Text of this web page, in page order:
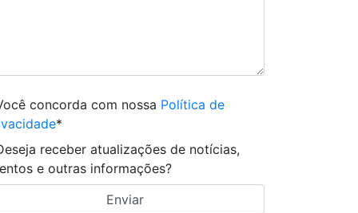
concorda com nossa Política de
*
receber atualizações de notícias,
e outras informações?